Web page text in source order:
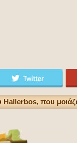
που